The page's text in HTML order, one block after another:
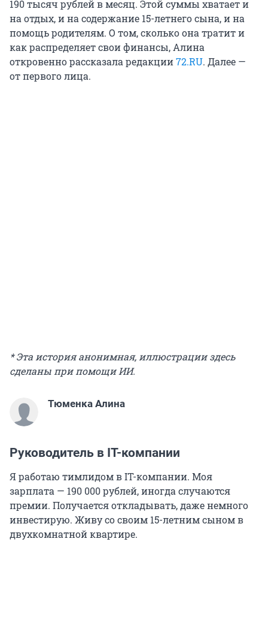
190 тысяч рублей в месяц. Этой суммы хватает и
на отдых, и на содержание 15-летнего сына, и на
помощь родителям. О том, сколько она тратит и
как распределяет свои финансы, Алина
откровенно рассказала редакции72.RU. Далее —
от первого лица.
* Эта история анонимная, иллюстрации здесь
сделаны при помощи ИИ.
Тюменка Алина
Руководитель в IT-компании
Я работаю тимлидом в IT-компании. Моя
зарплата — 190 000рублей, иногда случаются
премии. Получается откладывать, даже немного
инвестирую. Живу со своим 15-летним сыном в
двухкомнатной квартире.